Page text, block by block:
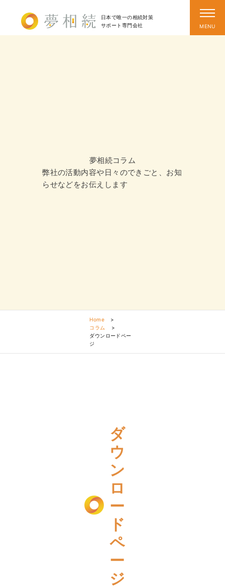
日本で唯一の相続対策
サポート 専門会社
夢相続コラム
弊社の活動内容や日々のできごと、お知
らせなどをお伝えします
Home
>
コラム
>
ダウンロードペー
ジ
ダ
ウ
ン
ロ
ー
ド
ペ
ー
ジ